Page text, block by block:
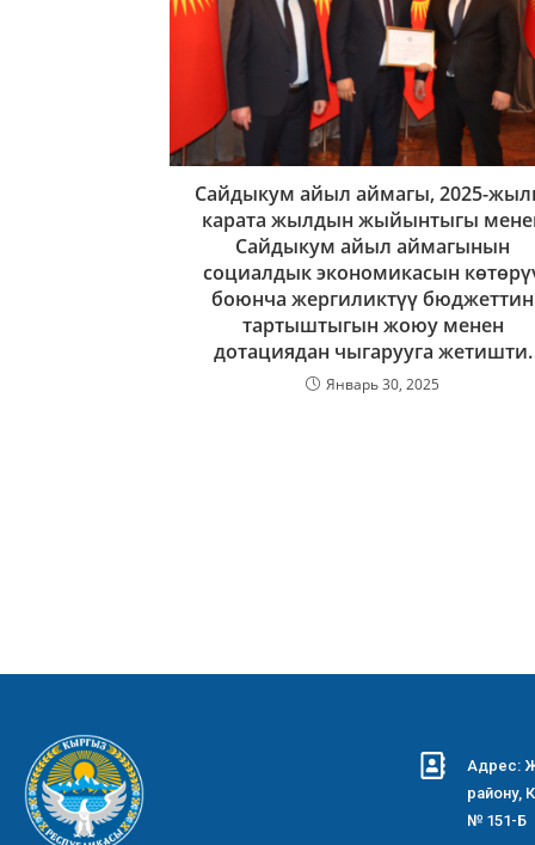
Сайдыкум айыл аймагы, 2025-
карата жылдын жыйынтыгы
Сайдыкум айыл аймагынын
социалдык экономикасын
боюнча жергиликтүү бюджеттин
тартыштыгын жоюу менен
дотациядан чыгарууга жетишти.
Январь 30, 2025
Адрес:
району,
№ 151-Б